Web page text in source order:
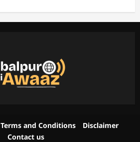
Terms and Conditions
Disclaimer
Contact us